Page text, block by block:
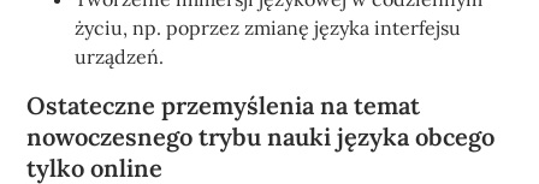
życiu, np. poprzez zmianę języka interfejsu
urządzeń.
Ostateczne przemyślenia na temat
nowoczesnego trybu nauki języka obcego
tylko online